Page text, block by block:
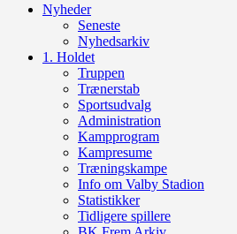
Nyheder
Seneste
Nyhedsarkiv
1. Holdet
Truppen
Trænerstab
Sportsudvalg
Administration
Kampprogram
Kampresume
Træningskampe
Info om Valby Stadion
Statistikker
Tidligere spillere